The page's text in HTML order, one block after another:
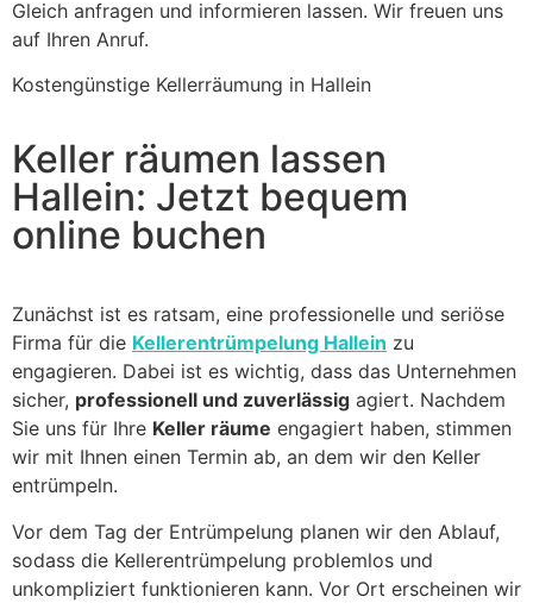
Gleich anfragen und informieren lassen. Wir freuen uns
auf Ihren Anruf.
Kostengünstige Kellerräumung in Hallein
Keller räumen lassen
Hallein: Jetzt bequem
online buchen
Zunächst ist es ratsam, eine professionelle und seriöse
Firma für die Kellerentrümpelung Hallein zu
engagieren. Dabei ist es wichtig, dass das Unternehmen
sicher, professionell und zuverlässig agiert. Nachdem
Sie uns für Ihre Keller räume engagiert haben, stimmen
wir mit Ihnen einen Termin ab, an dem wir den Keller
entrümpeln.
Vor dem Tag der Entrümpelung planen wir den Ablauf,
sodass die Kellerentrümpelung problemlos und
unkompliziert funktionieren kann. Vor Ort erscheinen wir